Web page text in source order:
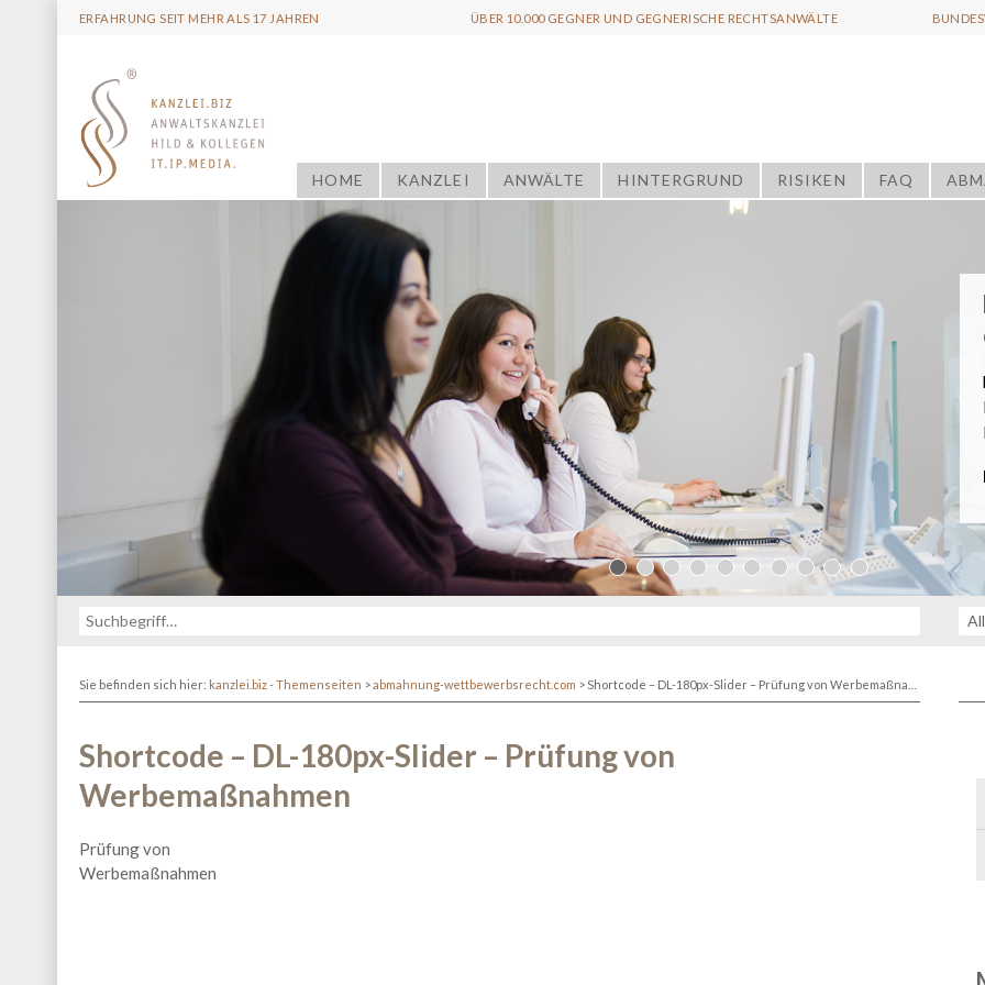
ERFAHRUNG SEIT MEHR ALS 17 JAHREN ÜBER 10.000 GEGNER UND GEGNERISCHE RECHTSANWÄLTE
HOME KANZLEI ANWÄLTE HINTERGRUND RISIKEN FAQ
Sie befinden sich hier: kanzlei.biz - Themenseiten > abmahnung-wettbewerbsrecht.com > Shortcode – DL-180px-Slider – Prüfung von Werbemaßnahmen
Shortcode – DL-180px-Slider – Prüfung von
Werbemaßnahmen
Prüfung von
Werbemaßnahmen